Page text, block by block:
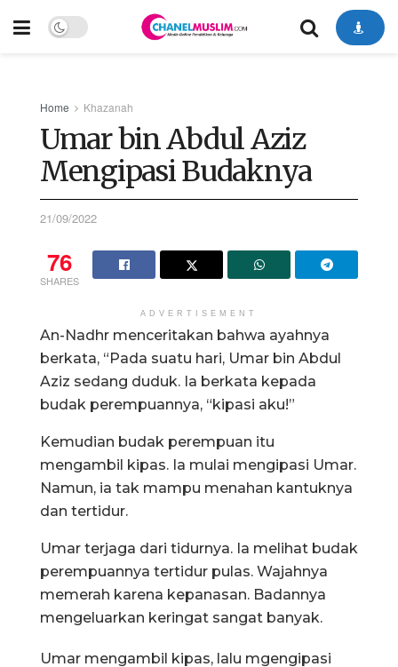
Home Khazanah
Umar bin Abdul Aziz
Mengipasi Budaknya
21/09/2022
76
SHARES
ADVERTISEMENT
An-Nadhr menceritakan bahwa ayahnya
berkata, “Pada suatu hari, Umar bin Abdul
Aziz sedang duduk. Ia berkata kepada
budak perempuannya, “kipasi aku!”
Kemudian budak perempuan itu
mengambil kipas. Ia mulai mengipasi Umar.
Namun, ia tak mampu menahan kantuknya
dan tertidur.
Umar terjaga dari tidurnya. Ia melihat budak
perempuannya tertidur pulas. Wajahnya
memerah karena kepanasan. Badannya
mengeluarkan keringat sangat banyak.
Umar mengambil kipas, lalu mgengipasi